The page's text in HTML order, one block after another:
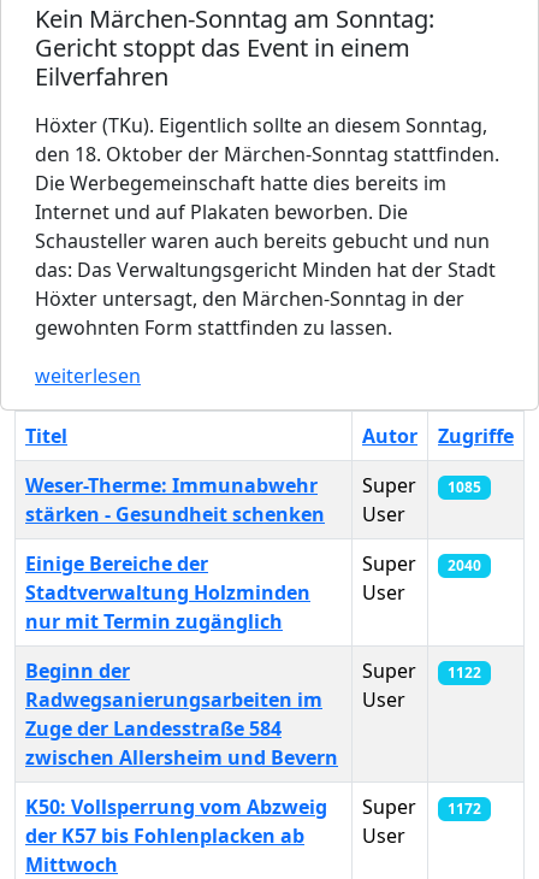
Kein Märchen-Sonntag am Sonntag:
Gericht stoppt das Event in einem
Eilverfahren
Höxter (TKu). Eigentlich sollte an diesem Sonntag,
den 18. Oktober der Märchen-Sonntag stattfinden.
Die Werbegemeinschaft hatte dies bereits im
Internet und auf Plakaten beworben. Die
Schausteller waren auch bereits gebucht und nun
das: Das Verwaltungsgericht Minden hat der Stadt
Höxter untersagt, den Märchen-Sonntag in der
gewohnten Form stattfinden zu lassen.
weiterlesen
Titel Autor
Zugriffe
Weser-Therme: Immunabwehr
stärken - Gesundheit schenken
Super
User
1085
Einige Bereiche der
Stadtverwaltung Holzminden
nur mit Termin zugänglich
Super
User
2040
Beginn der
Radwegsanierungsarbeiten im
Zuge der Landesstraße 584
zwischen Allersheim und Bevern
Super
User
1122
K50: Vollsperrung vom Abzweig
der K57 bis Fohlenplacken ab
Mittwoch
Super
User
1172